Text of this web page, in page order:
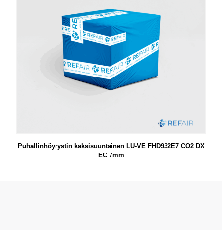
Puhallinhöyrystin kaksisuuntainen LU-VE FHD932E7 CO2 DX
EC 7mm